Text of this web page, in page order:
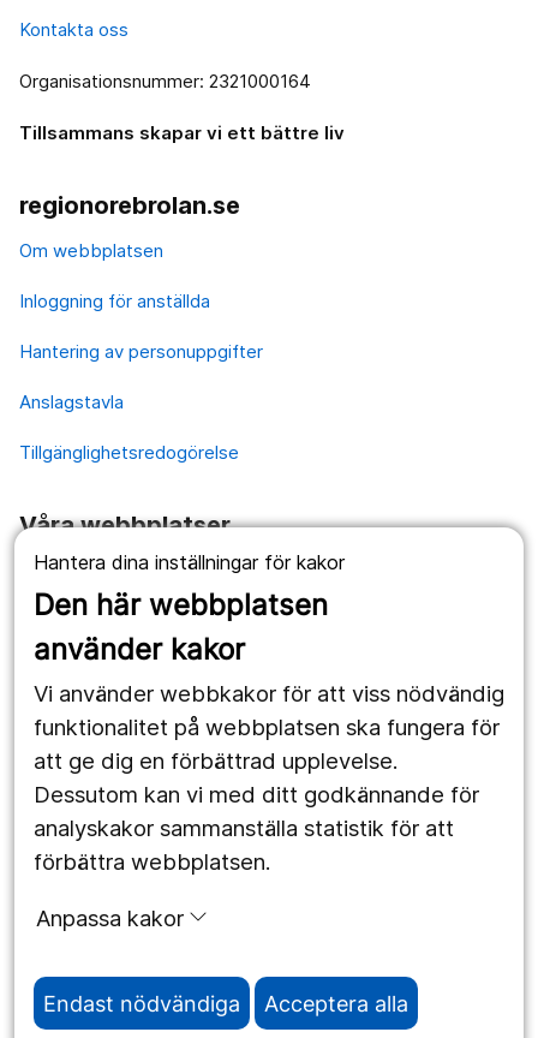
Hantera dina inställningar för kakor
Den här webbplatsen
använder kakor
Vi använder webbkakor för att viss nödvändig
funktionalitet på webbplatsen ska fungera för
att ge dig en förbättrad upplevelse.
Dessutom kan vi med ditt godkännande för
analyskakor sammanställa statistik för att
förbättra webbplatsen.
Anpassa kakor
Endast nödvändiga Acceptera alla
Kontakta oss
Organisationsnummer: 2321000164
Tillsammans skapar vi ett bättre liv
regionorebrolan.se
Om webbplatsen
Inloggning för anställda
Hantering av personuppgifter
Anslagstavla
Tillgänglighetsredogörelse
Våra webbplatser
1177.se
Länstrafiken
Utveckling
Följ oss
Facebook